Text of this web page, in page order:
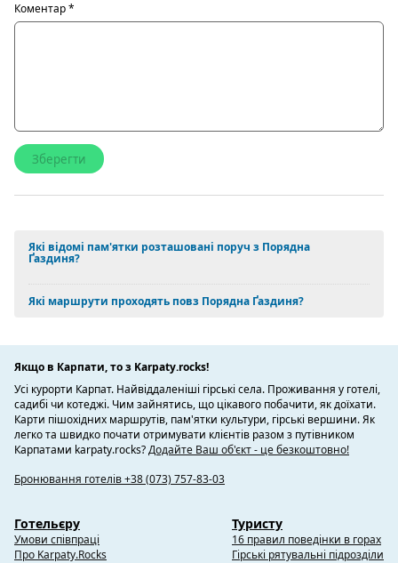
Коментар*
Які відомі пам'ятки розташовані поруч з Порядна
Ґаздиня?
Які маршрути проходять повз Порядна Ґаздиня?
Якщо в Карпати, то з Karpaty.rocks!
Усі курорти Карпат. Найвіддаленіші гірські села. Проживання у готелі,
садибі чи котеджі. Чим зайнятись, що цікавого побачити, як доїхати.
Карти пішохідних маршрутів, пам'ятки культури, гірські вершини. Як
легко та швидко почати отримувати клієнтів разом з путівником
Карпатами karpaty.rocks?Додайте Ваш об'єкт - це безкоштовно!
Бронювання готелів +38 (073) 757-83-03
Готельєру
Умови співпраці
Про Karpaty.Rocks
Туристу
16 правил поведінки в горах
Гірські рятувальні підрозділи